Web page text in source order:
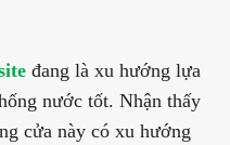
đang là xu hướng lựa
nước tốt. Nhận thấy
cửa này có xu hướng